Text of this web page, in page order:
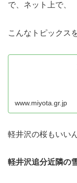
で、ネット上で、
こんなトピックス
www.miyota.gr.jp
軽井沢の桜もいい
軽井沢追分近隣の